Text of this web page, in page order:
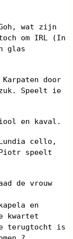
wat zijn
om IRL (In
glas
door
Speelt ie
en kaval.
cello,
speelt
de vrouw
en
kwartet
terugtocht is